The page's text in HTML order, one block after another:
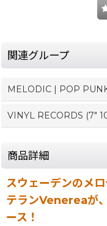
関連グループ
MELODIC | POP
VINYL RECORDS (7"
商品詳細
スウェーデンのメ
テランVenereaが
ース！